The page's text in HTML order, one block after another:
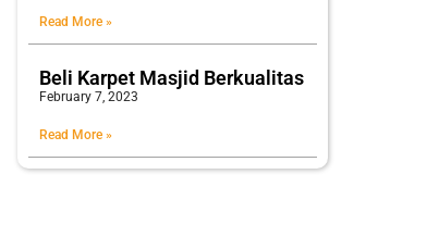
Read More »
Beli Karpet Masjid Berkualitas
February 7, 2023
Read More »